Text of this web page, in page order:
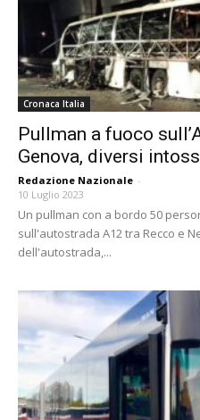
Cronaca Italia
Pullman a fuoco
Genova, diversi
Redazione Nazionale -
10 Luglio 2023
Un pullman con a bordo 50
sull'autostrada A12 tra Recco e
dell'autostrada,...